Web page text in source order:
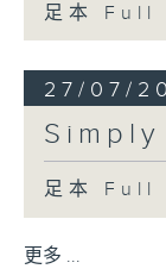
足本
27/07/
Simply
足本
更多 ...